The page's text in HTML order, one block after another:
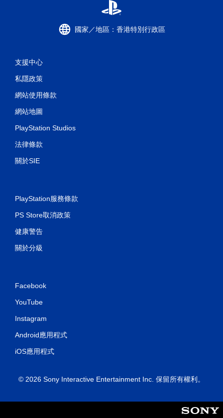
國家／地區：香港特別行政區
支援中心
私隱政策
網站使用條款
網站地圖
PlayStation Studios
法律條款
關於SIE
PlayStation服務條款
PS Store取消政策
健康警告
關於分級
Facebook
YouTube
Instagram
Android應用程式
iOS應用程式
© 2026 Sony Interactive Entertainment Inc. 保留所有權利。